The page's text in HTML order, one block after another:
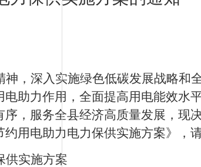
，深入实施绿色低碳发展战略和
助力作用，全面提高用电能效水
序，服务全县经济高质量发展，现
用电助力电力保供实施方案》，
供实施方案